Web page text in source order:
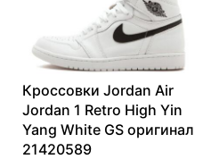
Кроссовки Jordan Air
Jordan 1 Retro High Yin
Yang White GS оригинал
21420589